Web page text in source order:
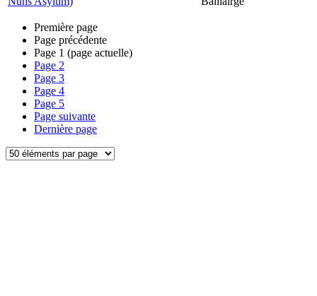
Première page
Page précédente
Page 1 (page actuelle)
Page 2
Page 3
Page 4
Page 5
Page suivante
Dernière page